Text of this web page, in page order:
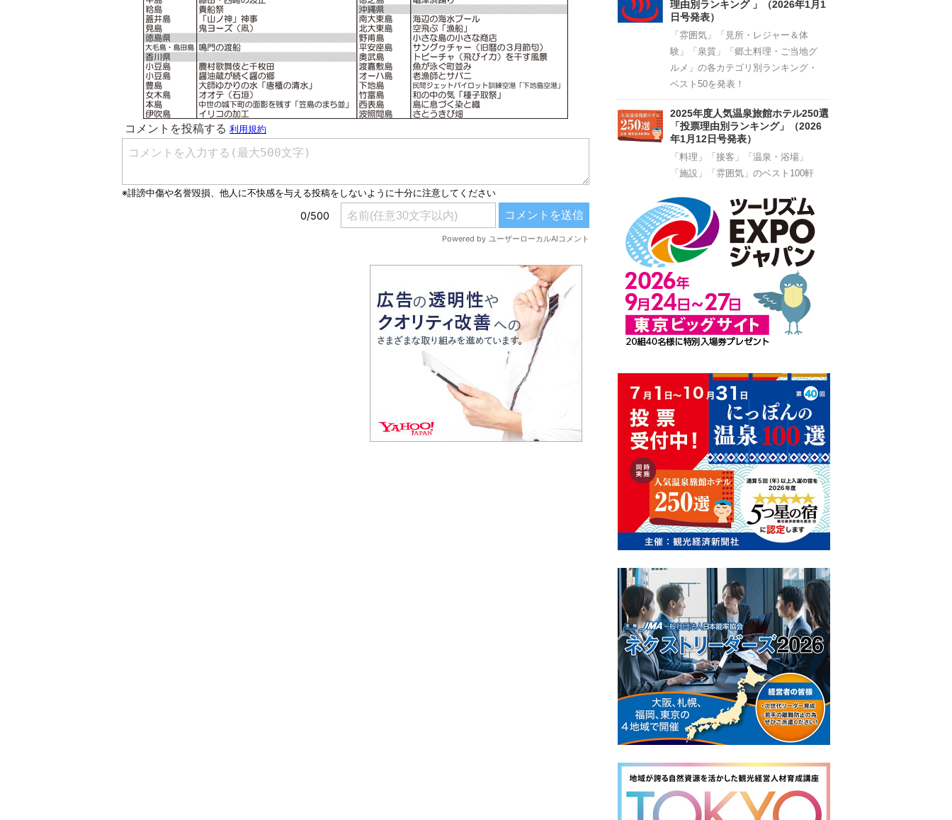
理由別ランキング 」（2026年1月1
日号発表）
「雰囲気」「見所・レジャー＆体
験」「泉質」「郷土料理・ご当地グ
ルメ」の各カテゴリ別ランキング・
ベスト50を発表！
2025年度人気温泉旅館ホテル250選
「投票理由別ランキング」（2026
年1月12日号発表）
「料理」「接客」「温泉・浴場」
「施設」「雰囲気」のベスト100軒